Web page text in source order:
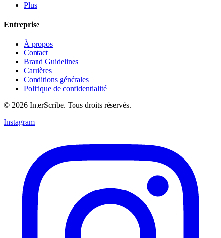
Plus
Entreprise
À propos
Contact
Brand Guidelines
Carrières
Conditions générales
Politique de confidentialité
© 2026 InterScribe. Tous droits réservés.
Instagram